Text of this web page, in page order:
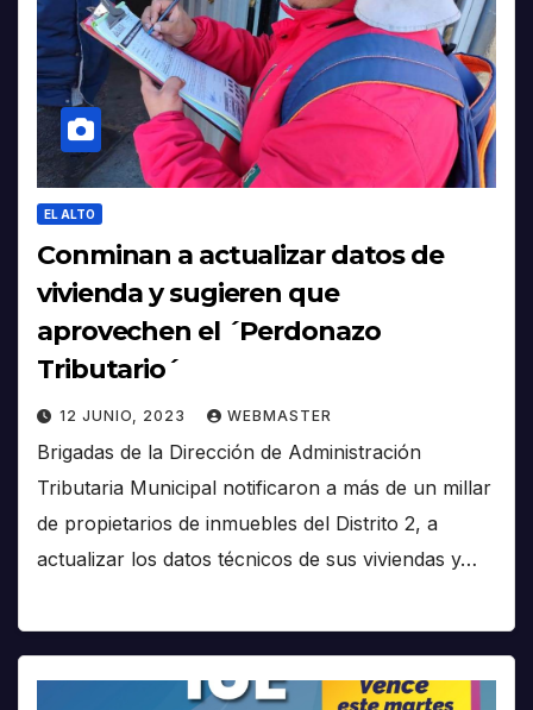
EL ALTO
Conminan a actualizar datos de
vivienda y sugieren que
aprovechen el ´Perdonazo
Tributario´
12 JUNIO, 2023 WEBMASTER
Brigadas de la Dirección de Administración
Tributaria Municipal notificaron a más de un millar
de propietarios de inmuebles del Distrito 2, a
actualizar los datos técnicos de sus viviendas y…